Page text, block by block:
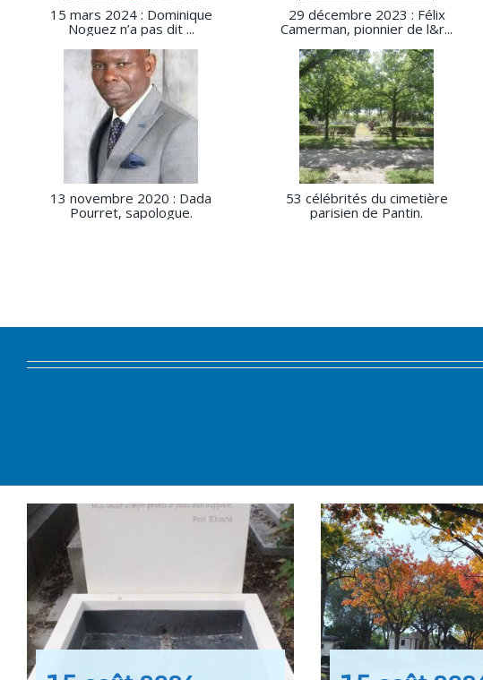
15 mars 2024 : Dominique
Noguez n’a pas dit ...
29 décembre 2023 : Félix
Camerman, pionnier de l&r...
13 novembre 2020 : Dada
Pourret, sapologue.
53 célébrités du cimetière
parisien de Pantin.